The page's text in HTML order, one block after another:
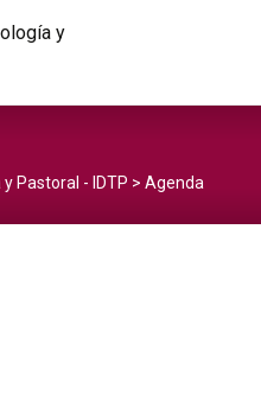
Pastoral - IDTP > Agenda